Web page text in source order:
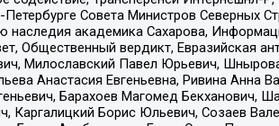
Совета Министров Северных
академика Сахарова,
Общественный вердикт, Евразийская
Милославский Павел Юрьевич,
Анастасия Евгеньевна, Ривина Анна
Барахоев Магомед Бекханович,
Борис Юльевич, Созаев